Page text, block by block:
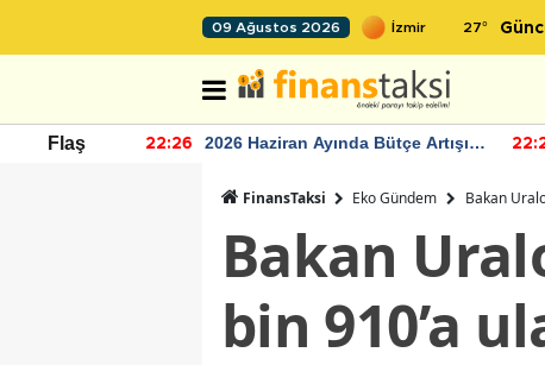
09 Ağustos 2026 27°
Flaş 22:26
2026 Haziran Ayında Bütçe Artışı
FinansTaksi Eko Gündem Bakan
Bakan
bin 910’a